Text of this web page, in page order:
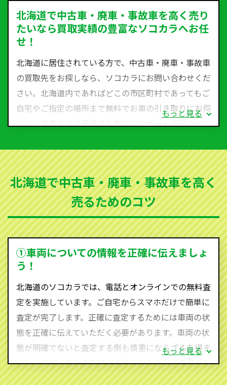
北海道で中古車・廃車・事故車を高く売り
たいなら買取実績の豊富なソコカラへお任
せ！
北海道に居住されている方で、中古車・廃車・事故車
の買取先をお探しなら、ソコカラにお問い合わせくだ
さい。北海道内であればどこの市区町村であってもご
自宅やご指定の場所まで無料でお車の引き取りにお伺
いし、廃車までの手続きを無料でサポート代行させて
など動かない車、水害車、不動車、乗らなくなってし
まった車、車検が切れて動かすことができない車でも
買取可能です。
ソコカラは世界１１０か国に独自の販売ネットワーク
を持ち、国内に自社物流網、自社ヤードをもっている
ため、中間マージンがかかりません。だから高価買取
を実現し、お客様に利益を還元することができるので
す。
590-870）までお問い合わせ下さい。
査定・ご相談・見積もりはすべて無料で行います。安
心してお問い合わせください。
もっと見る
北海道で中古車・廃車・事故車を高く
売るためのコツ
①車両についての情報を正確に伝えましょ
う！
北海道のソコカラでは、電話とオンラインでの無料査
定を実施しています。ご自宅からスマホだけで簡単に
査定が完了します。正確に査定するためには車両の状
態を正確に伝えていただく必要があります。車両の状
態が明確でないと査定する側も慎重にならざるを得ま
せん。廃車・事故車査定する際はできるだけ車検証を
ご準備ください。車検証があることで車両状態や年式
もっと見る